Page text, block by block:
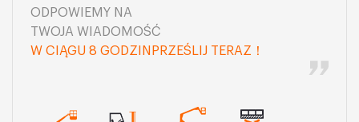
ODPOWIEMY NA
TWOJA WIADOMOŚĆ
W CIĄGU 8 GODZINPRZEŚLIJ TERAZ！